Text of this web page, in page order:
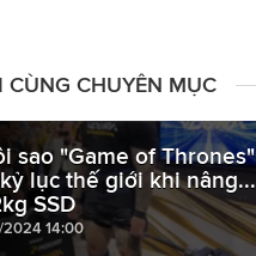
CÙNG CHUYÊN MỤC
sao "Game of Thrones"
lục thế giới khi nâng...
SSD
2024 14:00